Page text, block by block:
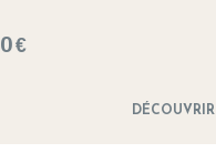
€
DÉCOUVRIR